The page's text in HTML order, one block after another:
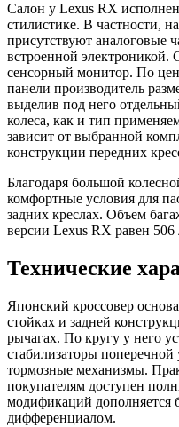
Салон у Lexus RX
стилистике. В частности,
присутствуют аналоговые
встроенной электроникой.
сенсорный монитор. По
панели производитель
выделив под него
колеса, как и тип
зависит от выбранной
конструкции передних
Благодаря большой
комфортные условия для
задних креслах. Объем
версии Lexus RX равен 506
Технические
Японский кроссовер
стойках и задней
рычагах. По кругу у него
стабилизаторы
тормозные механизмы.
покупателям доступен
модификаций
дифференциалом.